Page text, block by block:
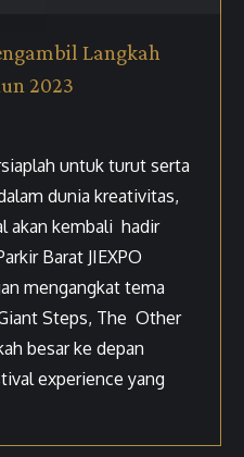
Langkah
2023
untuk turut serta
dunia kreativitas,
akan kembali hadir
Barat JIEXPO
mengangkat tema
Steps, The Other
besar ke depan
experience yang